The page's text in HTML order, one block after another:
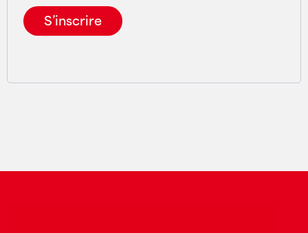
S’inscrire